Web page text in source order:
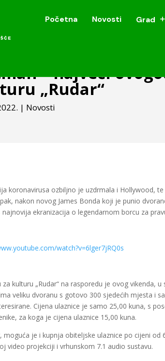
Početna Novosti Grad
Početna Novosti Grad
– najveći
„Rudar“
| Novosti
koronavirusa ozbiljno je uzdrmala i Hollywood,
nakon novog James Bonda koji je punio
najnovija ekranizacija o legendarnom borcu za
watch?v=6lger7jRQ0s
za kulturu „Rudar“ na rasporedu je ovog vikenda,
ima veliku dvoranu s gotovo 300 sjedećih mjesta i
Cijena ulaznice je samo 25,00 kuna, s
za koga je cijena ulaznice 15,00 kuna.
moguća je i kupnja obiteljske ulaznice po cijeni
video projekciji i vrhunskom 7.1 audio sustavu.